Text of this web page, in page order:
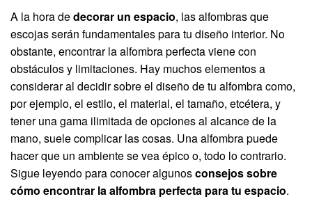
A la hora dedecorar un espacio, las alfombras que
escojas serán fundamentales para tu diseño interior. No
obstante, encontrar la alfombra perfecta viene con
obstáculos y limitaciones. Hay muchos elementos a
considerar al decidir sobre el diseño de tu alfombra como,
por ejemplo, el estilo, el material, el tamaño, etcétera, y
tener una gama ilimitada de opciones al alcance de la
mano, suele complicar las cosas. Una alfombra puede
hacer que un ambiente se vea épico o, todo lo contrario.
Sigue leyendo para conocer algunosconsejos sobre
cómo encontrar la alfombra perfecta para tu espacio.